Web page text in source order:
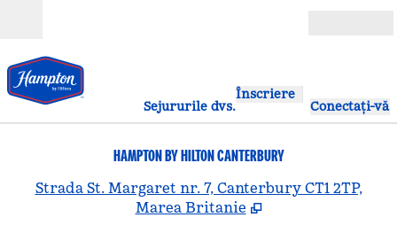
Sejururile dvs.
Înscriere
Conectați-vă
HAMPTON BY HILTON CANTERBURY
Strada St. Margaret nr. 7, Canterbury CT1 2TP,
Marea Britanie